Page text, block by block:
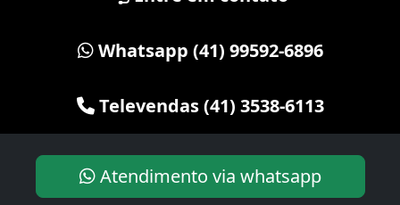
Whatsapp (41) 99592-6896
Televendas (41) 3538-6113
Atendimento via whatsapp